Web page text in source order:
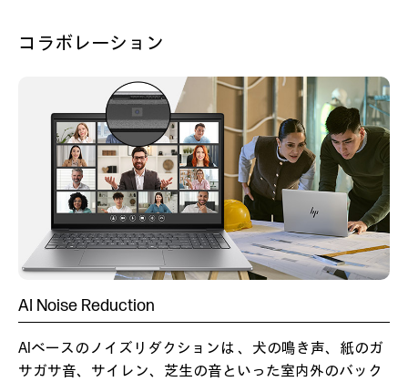
コラボレーション
AI Noise Reduction
AIベースのノイズリダクションは 、犬の鳴き声、紙のガ
サガサ音、サイレン、芝生の音といった室内外のバック